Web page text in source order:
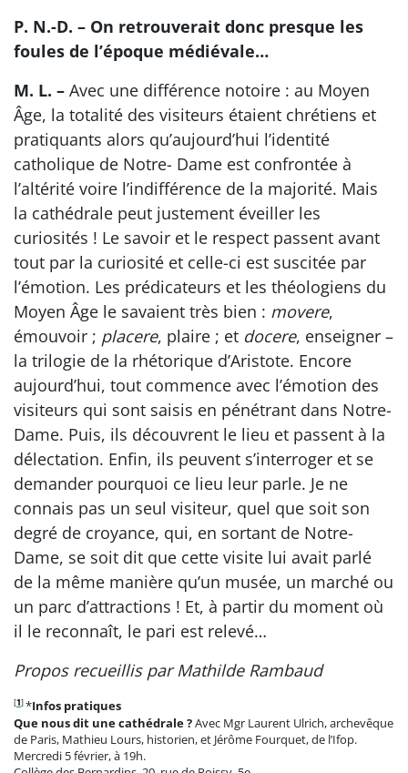
P. N.-D. – On retrouverait donc presque les
foules de l’époque médiévale…
M. L. – Avec une différence notoire : au Moyen
Âge, la totalité des visiteurs étaient chrétiens et
pratiquants alors qu’aujourd’hui l’identité
catholique de Notre- Dame est confrontée à
l’altérité voire l’indifférence de la majorité. Mais
la cathédrale peut justement éveiller les
curiosités ! Le savoir et le respect passent avant
tout par la curiosité et celle-ci est suscitée par
l’émotion. Les prédicateurs et les théologiens du
Moyen Âge le savaient très bien : movere,
émouvoir ; placere, plaire ; et docere, enseigner –
la trilogie de la rhétorique d’Aristote. Encore
aujourd’hui, tout commence avec l’émotion des
visiteurs qui sont saisis en pénétrant dans Notre-
Dame. Puis, ils découvrent le lieu et passent à la
délectation. Enfin, ils peuvent s’interroger et se
demander pourquoi ce lieu leur parle. Je ne
connais pas un seul visiteur, quel que soit son
degré de croyance, qui, en sortant de Notre-
Dame, se soit dit que cette visite lui avait parlé
de la même manière qu’un musée, un marché ou
un parc d’attractions ! Et, à partir du moment où
il le reconnaît, le pari est relevé…
Propos recueillis par Mathilde Rambaud
[1] *Infos pratiques
Que nous dit une cathédrale ?Avec Mgr Laurent Ulrich, archevêque
de Paris, Mathieu Lours, historien, et Jérôme Fourquet, de l’Ifop.
Mercredi 5 février, à 19h.